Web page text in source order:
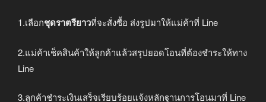
1.เลือกชุดราตรียาวที่จะสั่งซื้อ ส่งรูปมาให้แม่ค้าที่ Line
2.แม่ค้าเช็คสินค้าให้ลูกค้าแล้วสรุปยอดโอนที่ต้องชำระให้ทาง
Line
3.ลูกค้าชำระเงินเสร็จเรียบร้อยแจ้งหลักฐานการโอนมาที่ Line